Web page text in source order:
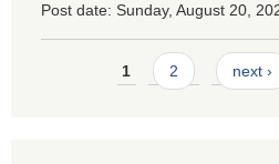
Post date: Sunday, August 20,
Pages1 2 next ›